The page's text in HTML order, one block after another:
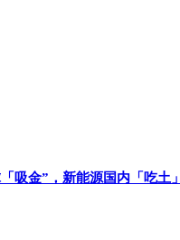
吸金”，新能源国内「吃土」